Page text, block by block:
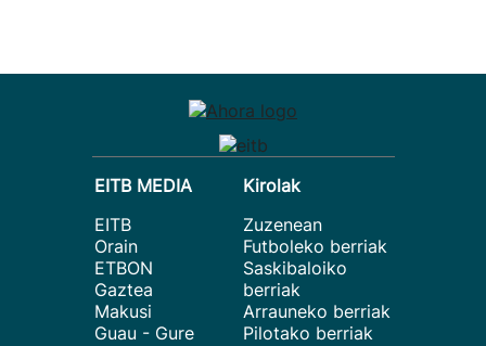
EITB MEDIA
EITB
Orain
ETBON
Gaztea
Makusi
Guau - Gure
Kirolak
Zuzenean
Futboleko berriak
Saskibaloiko
berriak
Arrauneko berriak
Pilotako berriak